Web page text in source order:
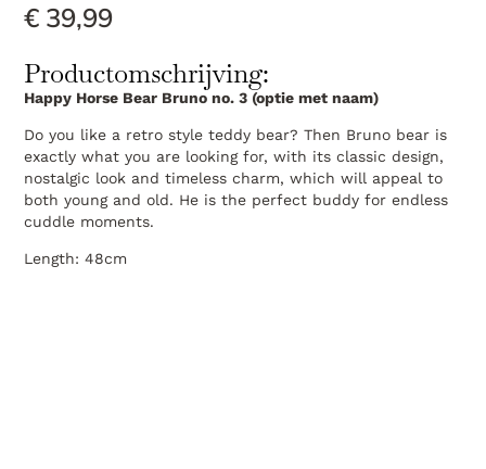
€ 39,99
Productomschrijving:
Happy Horse Bear Bruno no. 3 (optie met naam)
Do you like a retro style teddy bear? Then Bruno bear is
exactly what you are looking for, with its classic design,
nostalgic look and timeless charm, which will appeal to
both young and old. He is the perfect buddy for endless
cuddle moments.
Length: 48cm